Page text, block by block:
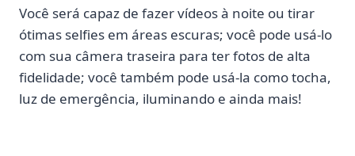
Você será capaz de fazer vídeos à noite ou tirar
ótimas selfies em áreas escuras; você pode usá-lo
com sua câmera traseira para ter fotos de alta
fidelidade; você também pode usá-la como tocha,
luz de emergência, iluminando e ainda mais!